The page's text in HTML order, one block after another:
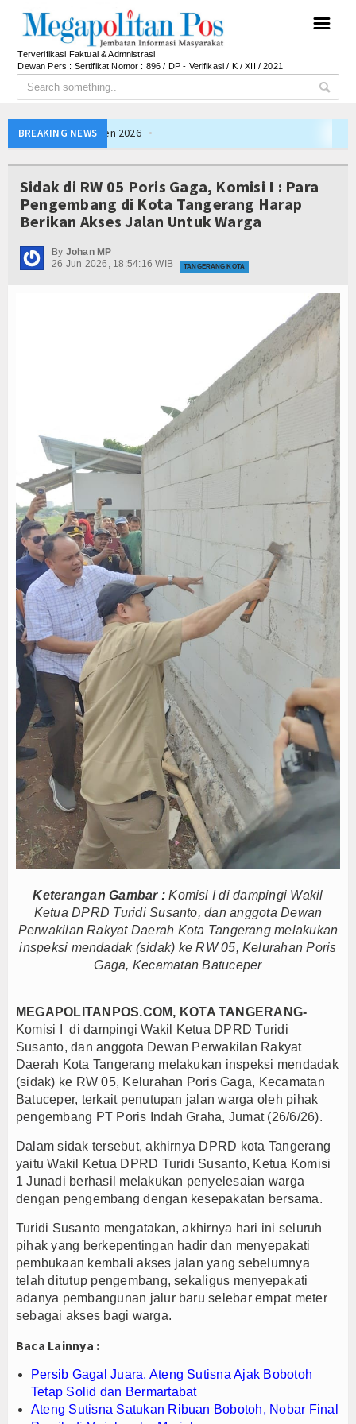
☰
Terverifikasi Faktual & Admnistrasi
Dewan Pers : Sertifikat Nomor : 896 / DP - Verifikasi / K / XII / 2021
BREAKING NEWS
Ateng Sutisna Satukan Ribuan Bobotoh, Nobar
Munjirin Panen Padi Ciherang di Cakung, Urban
PTPN I Ubah Aset Jadi Mesin Pertumbuhan,
PWI dan AFPI Perkuat Literasi Keuangan,
Persib Gagal Juara, Ateng Sutisna Ajak
Bupati Majalengka Ajak Ribuan Bobotoh
Ateng Sutisna Satukan Ribuan Bobotoh, Nobar
SIAL Food & Drinks Indonesia 2026 Perkuat
Kapolres Majalengka Ajak Bobotoh Junjung
Munjirin Panen Padi Ciherang di Cakung, Urban
PTPN I Ubah Aset Jadi Mesin Pertumbuhan,
PWHI Kota Tangerang Minta Dugaan Intimidasi
PWI dan AFPI Perkuat Literasi Keuangan,
Nurhadi Anggota Komisi IX DPR RI Getol Kritisi
Persib Gagal Juara, Ateng Sutisna Ajak
Bupati Majalengka Ajak Ribuan Bobotoh Doakan
Ateng Sutisna Satukan Ribuan Bobotoh, Nobar
SIAL Food & Drinks Indonesia 2026 Perkuat
Kapolres Majalengka Ajak Bobotoh Junjung
Munjirin Panen Padi Ciherang di Cakung, Urban
PTPN I Ubah Aset Jadi Mesin Pertumbuhan,
PWHI Kota Tangerang Minta Dugaan Intimidasi
PWI dan AFPI Perkuat Literasi Keuangan,
Nurhadi Anggota Komisi IX DPR RI Getol Kritisi
Persib Gagal Juara, Ateng Sutisna Ajak
Bupati Majalengka Ajak Ribuan Bobotoh
Sidak di RW 05 Poris Gaga, Komisi I : Para
Pengembang di Kota Tangerang Harap
Berikan Akses Jalan Untuk Warga
By Johan MP
26 Jun 2026, 18:54:16 WIB
TANGERANG KOTA
Keterangan Gambar : Komisi I di dampingi Wakil
Ketua DPRD Turidi Susanto, dan anggota Dewan
Perwakilan Rakyat Daerah Kota Tangerang melakukan
inspeksi mendadak (sidak) ke RW 05, Kelurahan Poris
Gaga, Kecamatan Batuceper
MEGAPOLITANPOS.COM, KOTA TANGERANG-
Komisi I di dampingi Wakil Ketua DPRD Turidi
Susanto, dan anggota Dewan Perwakilan Rakyat
Daerah Kota Tangerang melakukan inspeksi mendadak
(sidak) ke RW 05, Kelurahan Poris Gaga, Kecamatan
Batuceper, terkait penutupan jalan warga oleh pihak
pengembang PT Poris Indah Graha, Jumat (26/6/26).
Dalam sidak tersebut, akhirnya DPRD kota Tangerang
yaitu Wakil Ketua DPRD Turidi Susanto, Ketua Komisi
1 Junadi berhasil melakukan penyelesaian warga
dengan pengembang dengan kesepakatan bersama.
Turidi Susanto mengatakan, akhirnya hari ini seluruh
pihak yang berkepentingan hadir dan menyepakati
pembukaan kembali akses jalan yang sebelumnya
telah ditutup pengembang, sekaligus menyepakati
adanya pembangunan jalur baru selebar empat meter
sebagai akses bagi warga.
Baca Lainnya :
Persib Gagal Juara, Ateng Sutisna Ajak Bobotoh
Tetap Solid dan Bermartabat
Ateng Sutisna Satukan Ribuan Bobotoh, Nobar Final